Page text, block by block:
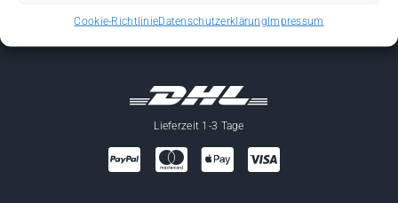
Cookie-RichtlinieDatenschutzerklärungImpressum
Lieferzeit 1-3 Tage